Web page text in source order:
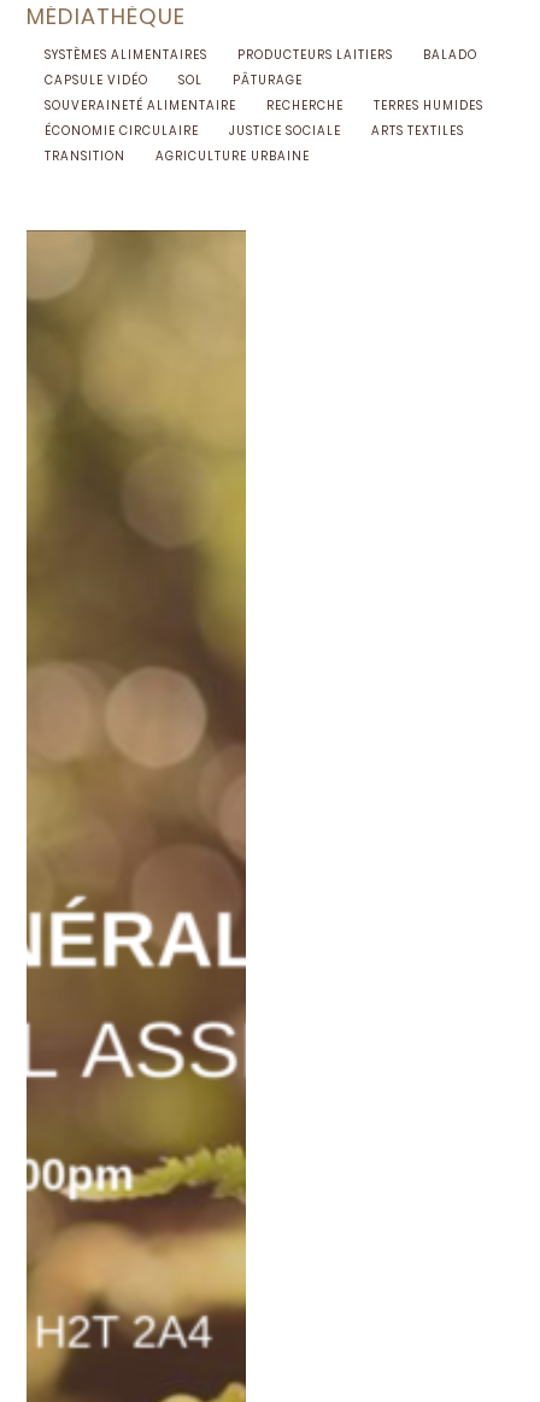
MÉDIATHÈQUE
SYSTÈMES ALIMENTAIRES PRODUCTEURS LAITIERS
BALADO
CAPSULE VIDÉO
SOL
PÂTURAGE
SOUVERAINETÉ ALIMENTAIRE
RECHERCHE
TERRES HUMIDES
ÉCONOMIE CIRCULAIRE
JUSTICE SOCIALE
ARTS TEXTILES
TRANSITION
AGRICULTURE URBAINE